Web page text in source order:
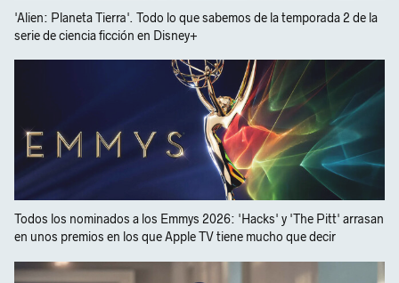
'Alien: Planeta Tierra'. Todo lo que sabemos de la temporada 2 de la
serie de ciencia ficción en Disney+
Todos los nominados a los Emmys 2026: 'Hacks' y 'The Pitt' arrasan
en unos premios en los que Apple TV tiene mucho que decir